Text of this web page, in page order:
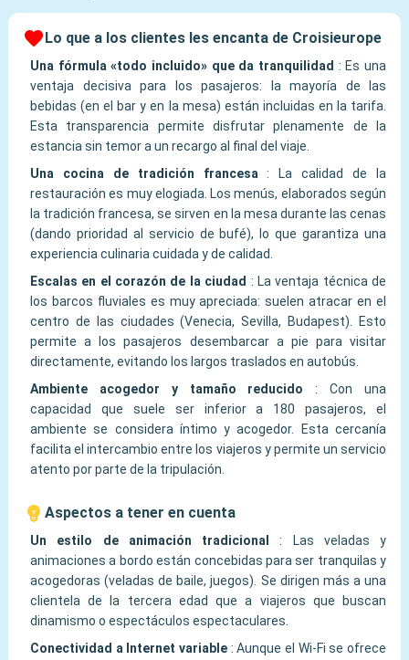
Lo que a los clientes les encanta de Croisieurope
Una fórmula «todo incluido» que da tranquilidad : Es una
ventaja decisiva para los pasajeros: la mayoría de las
bebidas (en el bar y en la mesa) están incluidas en la tarifa.
Esta transparencia permite disfrutar plenamente de la
estancia sin temor a un recargo al final del viaje.
Una cocina de tradición francesa
:
La calidad de la
restauración es muy elogiada. Los menús, elaborados según
la tradición francesa, se sirven en la mesa durante las cenas
(dando prioridad al servicio de bufé), lo que garantiza una
experiencia culinaria cuidada y de calidad.
Escalas en el corazón de la ciudad : La ventaja técnica de
los barcos fluviales es muy apreciada: suelen atracar en el
centro de las ciudades (Venecia, Sevilla, Budapest). Esto
permite a los pasajeros desembarcar a pie para visitar
directamente, evitando los largos traslados en autobús.
Ambiente acogedor y tamaño reducido
:Con una
capacidad que suele ser inferior a 180 pasajeros, el
ambiente se considera íntimo y acogedor. Esta cercanía
facilita el intercambio entre los viajeros y permite un servicio
atento por parte de la tripulación.
Aspectos a tener en cuenta
Un estilo de animación tradicional :
Las veladas y
animaciones a bordo están concebidas para ser tranquilas y
acogedoras (veladas de baile, juegos). Se dirigen más a una
clientela de la tercera edad que a viajeros que buscan
dinamismo o espectáculos espectaculares.
Conectividad a Internet variable :Aunque el Wi-Fi se ofrece